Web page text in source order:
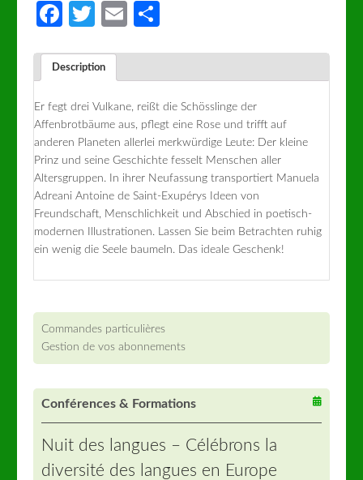
Facebook
Twitter
Email
Description
Er fegt drei Vulkane, reißt die Schösslinge der
Affenbrotbäume aus, pflegt eine Rose und trifft auf
anderen Planeten allerlei merkwürdige Leute: Der kleine
Prinz und seine Geschichte fesselt Menschen aller
Altersgruppen. In ihrer Neufassung transportiert Manuela
Adreani Antoine de Saint-Exupérys Ideen von
Freundschaft, Menschlichkeit und Abschied in poetisch-
modernen Illustrationen. Lassen Sie beim Betrachten ruhig
ein wenig die Seele baumeln. Das ideale Geschenk!
Commandes particulières
Gestion de vos abonnements
Conférences & Formations
Nuit des langues – Célébrons la
diversité des langues en Europe